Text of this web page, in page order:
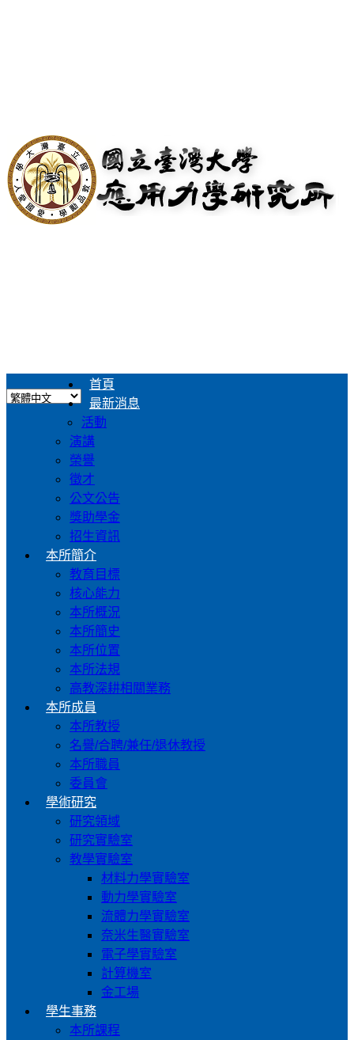
首頁
最新消息
活動
演講
榮譽
徵才
公文公告
獎助學金
招生資訊
本所簡介
教育目標
核心能力
本所概況
本所簡史
本所位置
本所法規
高教深耕相關業務
本所成員
本所教授
名譽/合聘/兼任/退休教授
本所職員
委員會
學術研究
研究領域
研究實驗室
教學實驗室
材料力學實驗室
動力學實驗室
流體力學實驗室
奈米生醫實驗室
電子學實驗室
計算機室
金工場
學生事務
本所課程